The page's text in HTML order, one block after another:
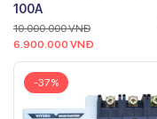
100A
10.000.000VNĐ
6.900.000 VNĐ
-37%